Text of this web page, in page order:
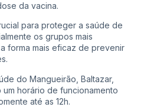
da vacina.
para proteger a saúde de
os grupos mais
forma mais eficaz de prevenir
do Mangueirão, Baltazar,
horário de funcionamento
até as 12h.